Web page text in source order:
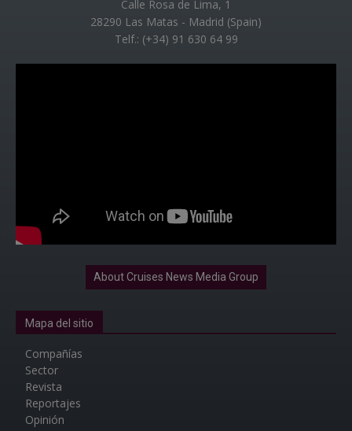
Calle Rosa de Lima, 1
28290 Las Matas - Madrid (Spain)
Telf.: (+34) 91 630 64 99
About Cruises News Media Group
Mapa del sitio
Compañías
Sector
Revista
Reportajes
Opinión